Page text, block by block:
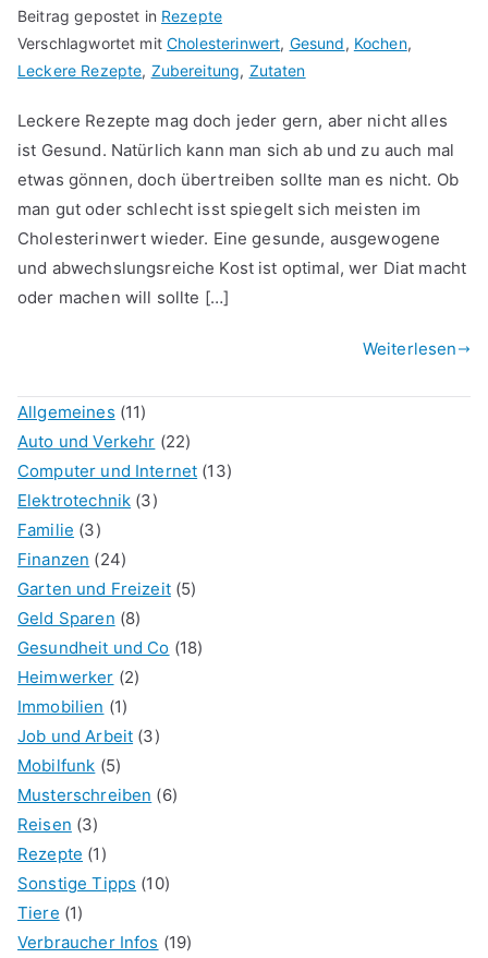
Beitrag gepostet in Rezepte
Verschlagwortet mitCholesterinwert, Gesund, Kochen,
Leckere Rezepte, Zubereitung, Zutaten
Leckere Rezepte mag doch jeder gern, aber nicht alles
ist Gesund. Natürlich kann man sich ab und zu auch mal
etwas gönnen, doch übertreiben sollte man es nicht. Ob
man gut oder schlecht isst spiegelt sich meisten im
Cholesterinwert wieder. Eine gesunde, ausgewogene
und abwechslungsreiche Kost ist optimal, wer Diat macht
oder machen will sollte […]
Weiterlesen
Allgemeines (11)
Auto und Verkehr (22)
Computer und Internet (13)
Elektrotechnik (3)
Familie (3)
Finanzen (24)
Garten und Freizeit(5)
Geld Sparen (8)
Gesundheit und Co (18)
Heimwerker (2)
Immobilien (1)
Job und Arbeit (3)
Mobilfunk (5)
Musterschreiben (6)
Reisen (3)
Rezepte (1)
Sonstige Tipps (10)
Tiere (1)
Verbraucher Infos (19)